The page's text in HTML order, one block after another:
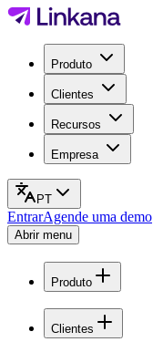
Produto
Clientes
Recursos
Empresa
PT
EntrarAgende uma demo
Abrir menu
Produto
Clientes